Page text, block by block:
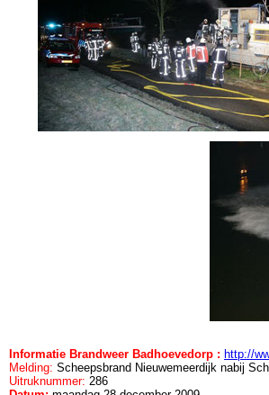
Informatie Brandweer Badhoevedorp : http://
Melding: Scheepsbrand Nieuwemeerdijk nabij
Uitruknummer: 286